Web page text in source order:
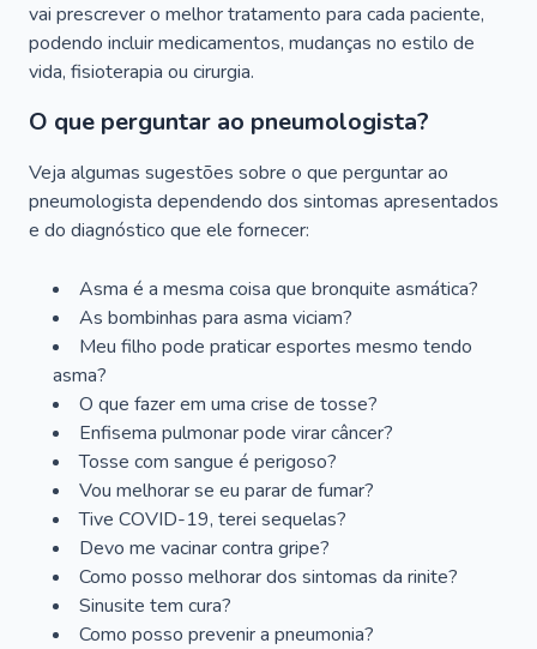
vai prescrever o melhor tratamento para cada paciente,
podendo incluir medicamentos, mudanças no estilo de
vida, fisioterapia ou cirurgia.
O que perguntar ao pneumologista?
Veja algumas sugestões sobre o que perguntar ao
pneumologista dependendo dos sintomas apresentados
e do diagnóstico que ele fornecer:
Asma é a mesma coisa que bronquite asmática?
As bombinhas para asma viciam?
Meu filho pode praticar esportes mesmo tendo
asma?
O que fazer em uma crise de tosse?
Enfisema pulmonar pode virar câncer?
Tosse com sangue é perigoso?
Vou melhorar se eu parar de fumar?
Tive COVID-19, terei sequelas?
Devo me vacinar contra gripe?
Como posso melhorar dos sintomas da rinite?
Sinusite tem cura?
Como posso prevenir a pneumonia?